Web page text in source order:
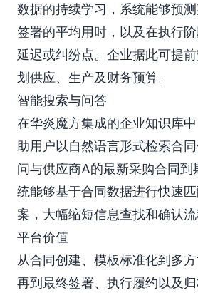
数据的持续学习，系统能够预
签署的平均用时，以及在执行
延迟或纠纷点。企业据此可提
划供应、生产及财务预算。
智能搜索与问答
在华炎魔方集成的企业知识库
助用户以自然语言形式检索合
问与供应商A的最新采购合同到
统能够基于合同数据进行快速
案，大幅缩短信息查找和确认流
平台价值
从合同创建、模板标准化到多
再到最终签署、执行履约以及